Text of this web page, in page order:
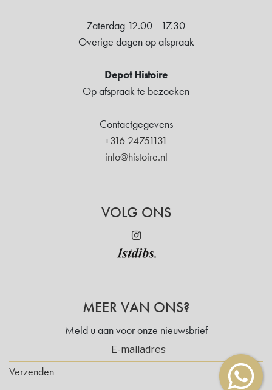
Zaterdag 12.00 - 17.30
Overige dagen op afspraak
Depot Histoire
Op afspraak te bezoeken
Contactgegevens
+316 24751131
info@histoire.nl
VOLG ONS
MEER VAN ONS?
Meld u aan voor onze nieuwsbrief